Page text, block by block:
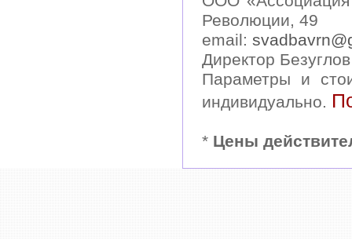
Революции, 49
email:
Директор
Параметры и
индивидуально.
* Цены